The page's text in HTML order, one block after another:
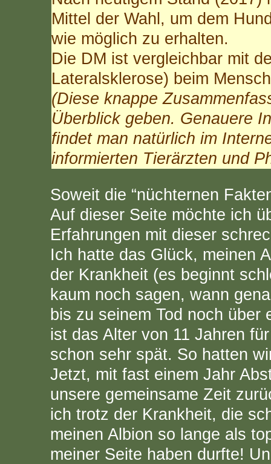
Mittel der Wahl, um dem
wie möglich zu erhalten.
Die DM ist vergleichbar mit
Lateralsklerose) beim
(Diese knappe
Überblick geben. Genauere
findet man natürlich im
informierten Tierärzten und
Soweit die “nüchternen
Auf dieser Seite möchte ich
Erfahrungen mit dieser
Ich hatte das Glück, meinen
der Krankheit (es beginnt
kaum noch sagen, wann
bis zu seinem Tod noch über
ist das Alter von 11 Jahren
schon sehr spät. So hatten
Jetzt, mit fast einem Jahr
unsere gemeinsame Zeit
ich trotz der Krankheit, die
meinen Albion so lange als
meiner Seite haben durfte!